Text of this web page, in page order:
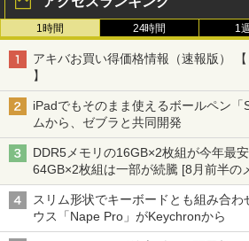
1時間 24時間 1
アキバお買い得価格情報（速報版）
】
iPadでもそのまま使えるボールペン「
ムから、ゼブラと共同開発
DDR5メモリの16GB×2枚組が今年最
64GB×2枚組は一部が続騰 [8月前半
スリム形状でキーボードとも組み合
ウス「Nape Pro」がKeychronから